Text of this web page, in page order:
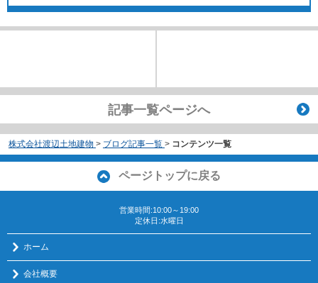
記事一覧ページへ
株式会社渡辺土地建物 > ブログ記事一覧 > コンテンツ一覧
ページトップに戻る
営業時間:10:00～19:00
定休日:水曜日
ホーム
会社概要